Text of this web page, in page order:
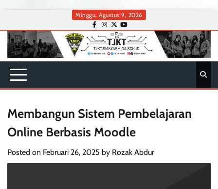
content
Minggu, Agustus 9, 2026
facebook
instagram
twitteryoutube
Membangun Sistem Pembelajaran
Online Berbasis Moodle
Posted on Februari 26, 2025 by Rozak Abdur